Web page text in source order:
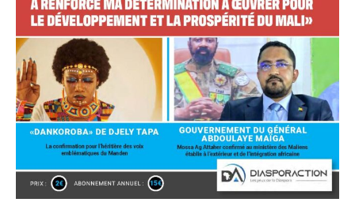
CHOISIR LE FORFAIT